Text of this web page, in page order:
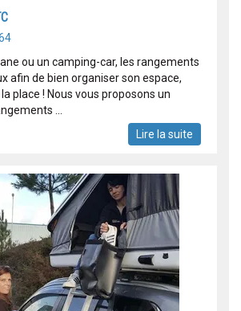
ou un camping-car, les rangements
afin de bien organiser son espace,
place ! Nous vous proposons un
...
Lire la suite